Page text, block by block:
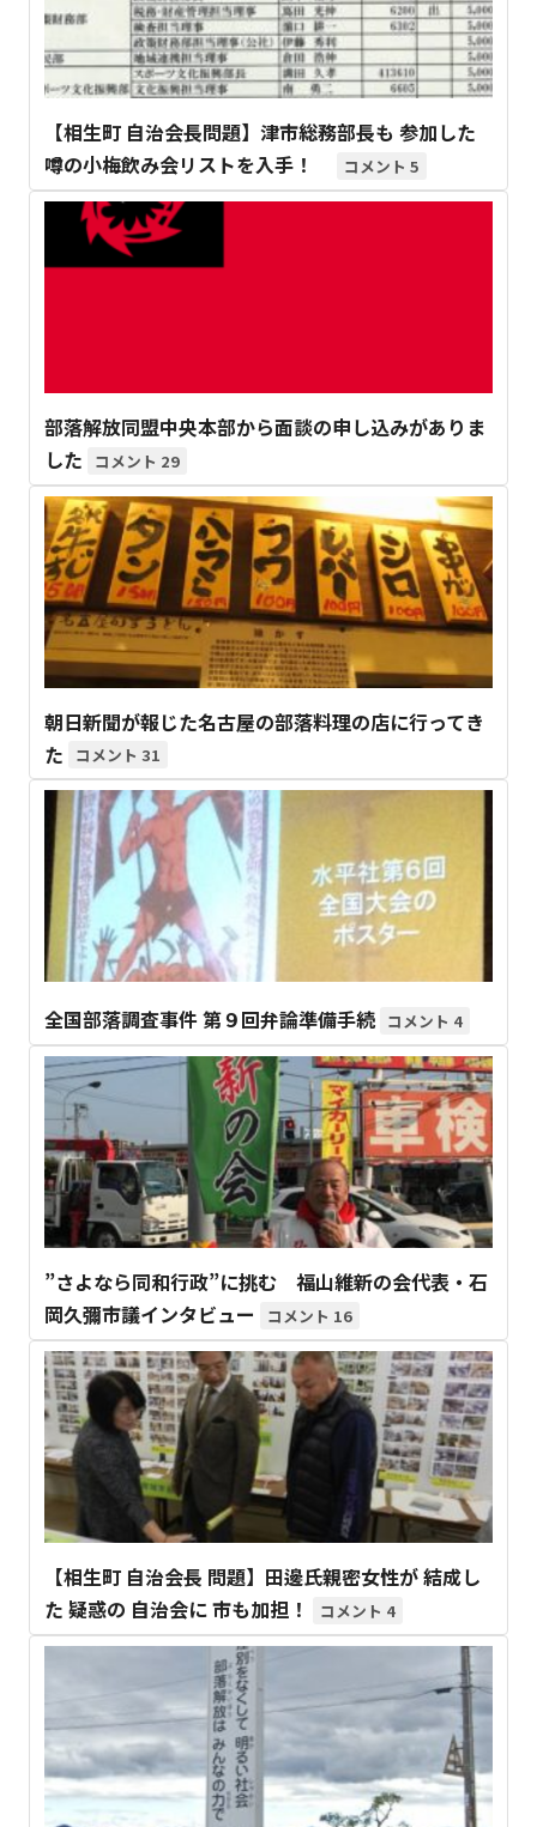
【相生町 自治会長問題】津市総務部長も 参加した
噂の小梅飲み会リストを入手！
5
部落解放同盟中央本部から面談の申し込みがありま
した
29
朝日新聞が報じた名古屋の部落料理の店に行ってき
た
31
全国部落調査事件 第９回弁論準備手続 4
”さよなら同和行政”に挑む 福山維新の会代表・石
岡久彌市議インタビュー
16
【相生町 自治会長 問題】田邊氏親密女性が 結成し
た 疑惑の 自治会に 市も加担！
4